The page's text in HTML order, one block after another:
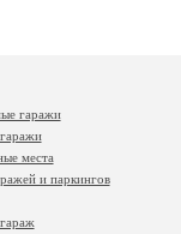
гаражи
места
и паркингов